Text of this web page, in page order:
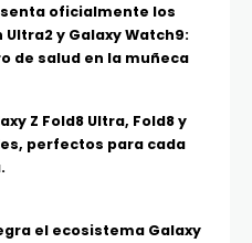
oficialmente los
Ultra2 y Galaxy Watch9:
de salud en la muñeca
Z Fold8 Ultra, Fold8 y
perfectos para cada
el ecosistema Galaxy